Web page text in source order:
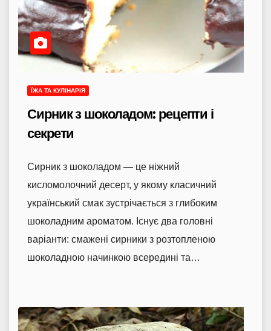
ЇЖА ТА КУЛІНАРІЯ
Сирник з шоколадом: рецепти і
секрети
Сирник з шоколадом — це ніжний
кисломолочний десерт, у якому класичний
український смак зустрічається з глибоким
шоколадним ароматом. Існує два головні
варіанти: смажені сирники з розтопленою
шоколадною начинкою всередині та…